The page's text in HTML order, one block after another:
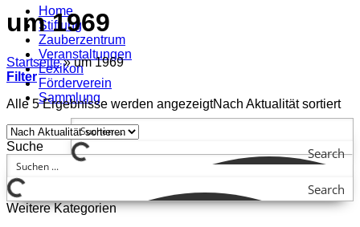
Home
Stiftung
Zauberzentrum
Veranstaltungen
Lexikon
Förderverein
Sammlung
Search
um 1969
Startseite » um 1969
Filter
Alle 5 Ergebnisse werden angezeigtNach Aktualität sortiert
Suche
Search
Weitere Kategorien